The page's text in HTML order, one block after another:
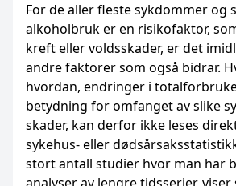
For de aller fleste sykdommer og
alkoholbruk er en risikofaktor,
kreft eller voldsskader, er det
andre faktorer som også bidrar.
hvordan, endringer i
betydning for omfanget av slike
skader, kan derfor ikke leses
sykehus- eller
stort antall studier hvor man har